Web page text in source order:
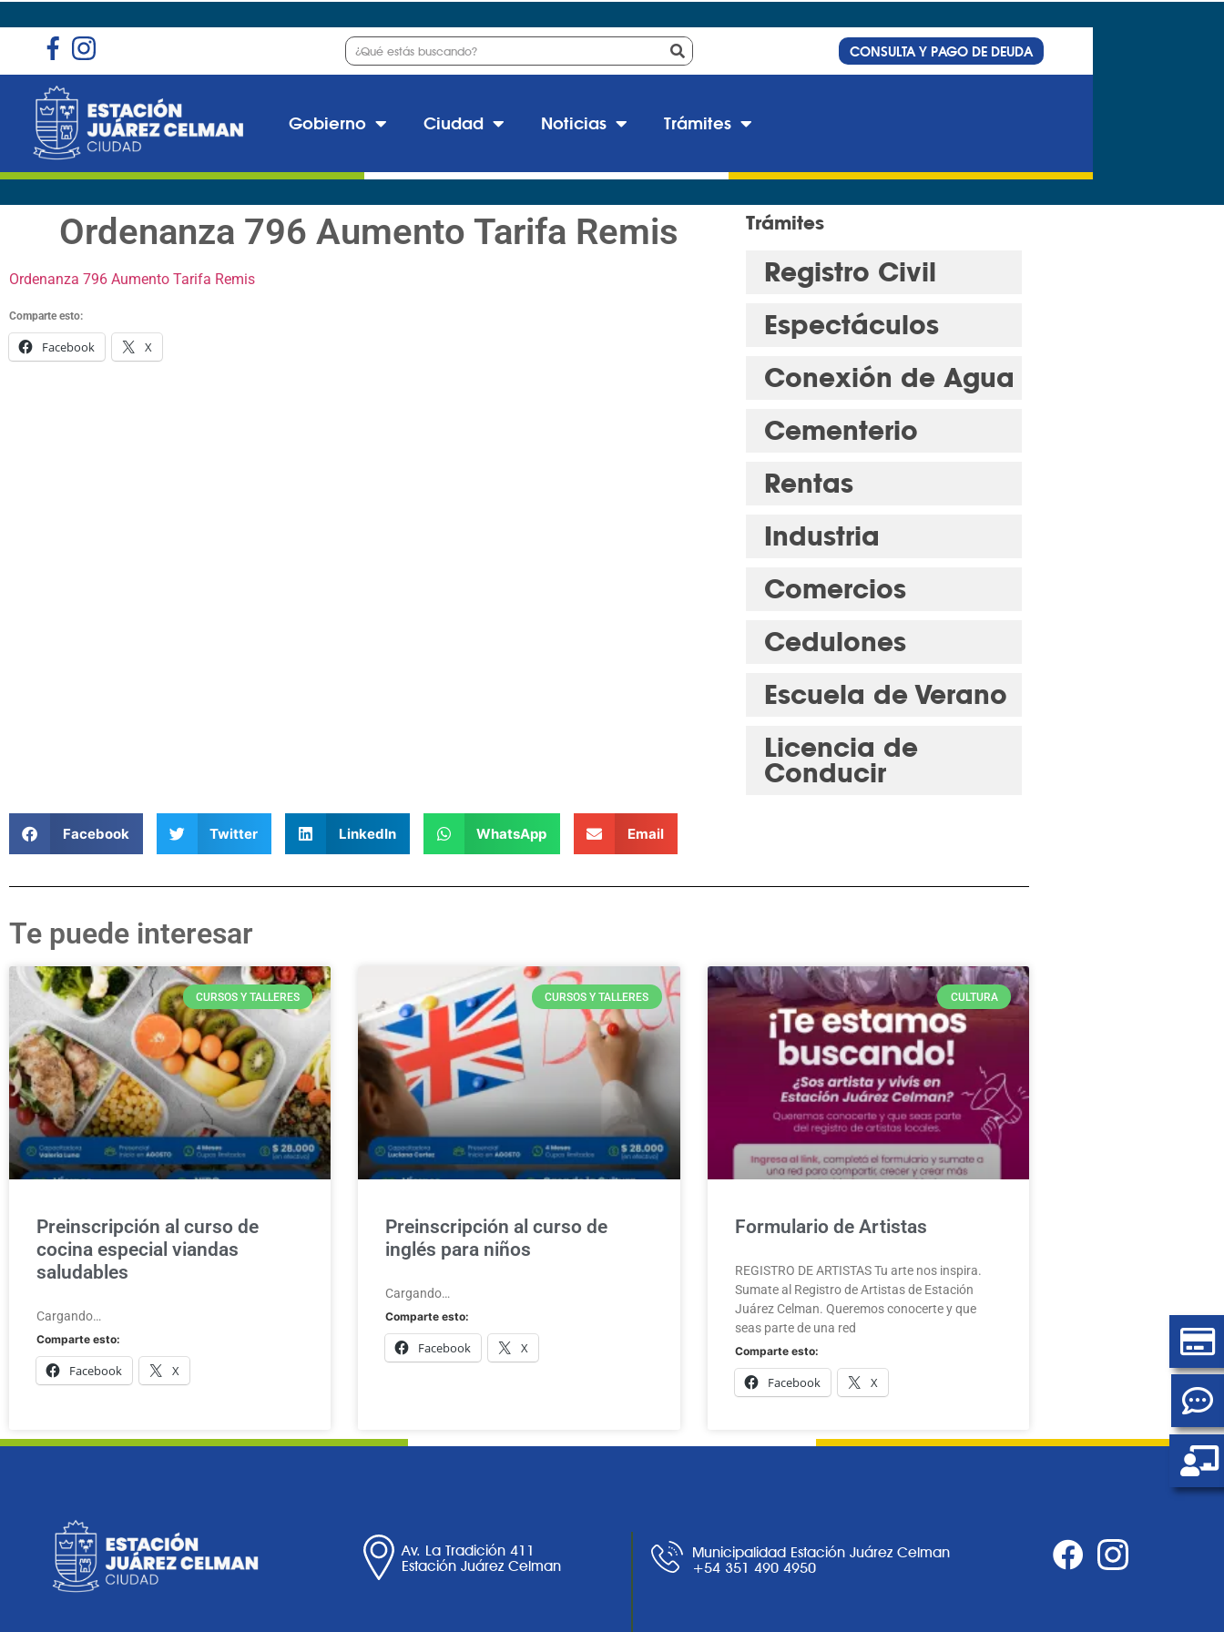
CONSULTA Y PAGO DE DEUDA
Gobierno Ciudad Noticias Trámites
Ordenanza 796 Aumento Tarifa Remis
Ordenanza 796 Aumento Tarifa Remis
Comparte esto:
Facebook X
Trámites
Registro Civil
Espectáculos
Conexión de Agua
Cementerio
Rentas
Industria
Comercios
Cedulones
Escuela de Verano
Licencia de
Conducir
Facebook Twitter LinkedIn WhatsApp Email
Te puede interesar
CURSOS Y TALLERES
Preinscripción al curso de
cocina especial viandas
saludables
Cargando…
Comparte esto:
Facebook X
CURSOS Y TALLERES
Preinscripción al curso de
inglés para niños
Cargando…
Comparte esto:
Facebook X
CULTURA
Formulario de Artistas
REGISTRO DE ARTISTAS Tu arte nos inspira.
Sumate al Registro de Artistas de Estación
Juárez Celman. Queremos conocerte y que
seas parte de una red
Comparte esto:
Facebook X
Av. La Tradición 411
Estación Juárez Celman
Municipalidad Estación Juárez Celman
+54 351 490 4950